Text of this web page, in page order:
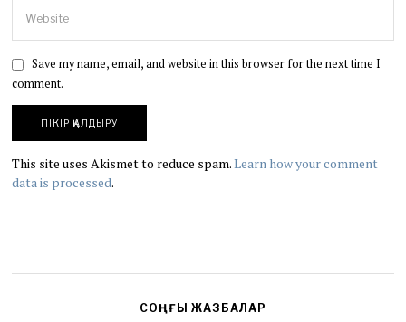
Save my name, email, and website in this browser for the next time I
comment.
This site uses Akismet to reduce spam.Learn how your comment
data is processed.
СОҢҒЫ ЖАЗБАЛАР